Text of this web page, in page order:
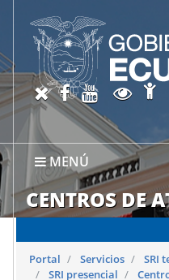
MENÚ
CENTROS DE
X oficial del
Facebook
Canal
Portal Servicios
SRI
SRI presencial